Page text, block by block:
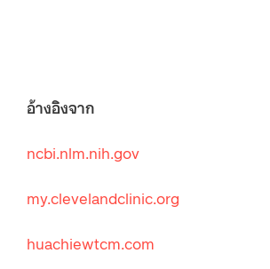
อ้างอิงจาก
ncbi.nlm.nih.gov
my.clevelandclinic.org
huachiewtcm.com